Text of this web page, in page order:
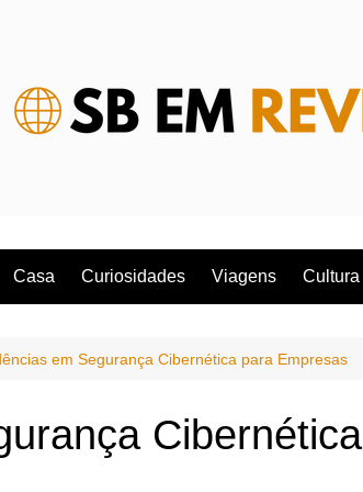
Casa Curiosidades Viagens Cultura
em Segurança Cibernética para Empresas
Cibernética